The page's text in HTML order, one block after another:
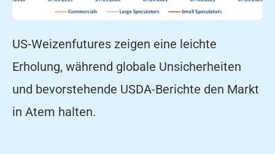
US-Weizenfutures zeigen eine leichte
Erholung, während globale Unsicherheiten
und bevorstehende USDA-Berichte den Markt
in Atem halten.